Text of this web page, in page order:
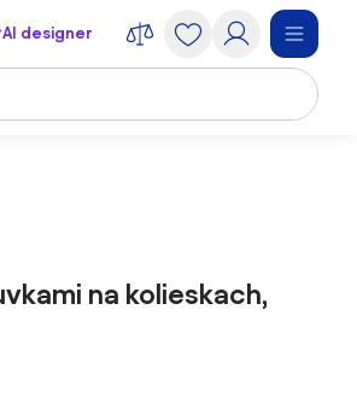
AI designer
na kolieskach,